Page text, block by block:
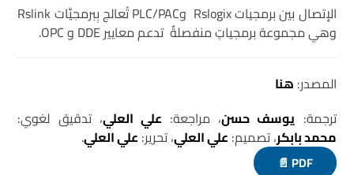
الإتصال بين برمجيات Rslogix وPLC/PAC تُعالج بِبرمجيَّات Rslink
وهي مجموعة برمجياتٍ منفصلةٌ تدعم معايير DDE و OPC.
المصدر: هنا
ترجمة: يوسف حسن، مراجعة: علي العلي، تدقيق لغوي:
محمد بابكر، تصميم: علي العلي، تحرير: علي العلي.
PDF 📄